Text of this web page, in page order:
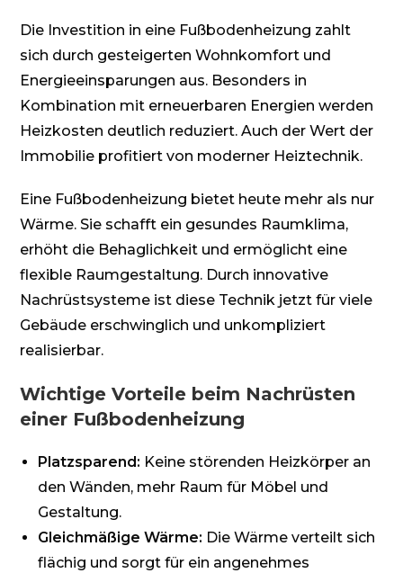
Die Investition in eine Fußbodenheizung zahlt
sich durch gesteigerten Wohnkomfort und
Energieeinsparungen aus. Besonders in
Kombination mit erneuerbaren Energien werden
Heizkosten deutlich reduziert. Auch der Wert der
Immobilie profitiert von moderner Heiztechnik.
Eine Fußbodenheizung bietet heute mehr als nur
Wärme. Sie schafft ein gesundes Raumklima,
erhöht die Behaglichkeit und ermöglicht eine
flexible Raumgestaltung. Durch innovative
Nachrüstsysteme ist diese Technik jetzt für viele
Gebäude erschwinglich und unkompliziert
realisierbar.
Wichtige Vorteile beim Nachrüsten
einer Fußbodenheizung
Platzsparend: Keine störenden Heizkörper an
den Wänden, mehr Raum für Möbel und
Gestaltung.
Gleichmäßige Wärme: Die Wärme verteilt sich
flächig und sorgt für ein angenehmes